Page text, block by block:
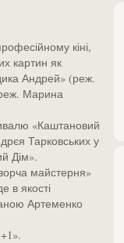
кіні,
картин як
Андрей» (реж.
Марина
«Каштановий
Тарковських у
Дім».
майстерня»
в якості
Артеменко